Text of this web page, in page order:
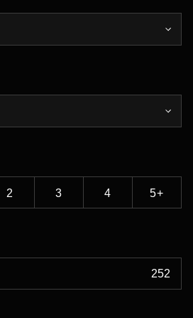
2 3 4 5+